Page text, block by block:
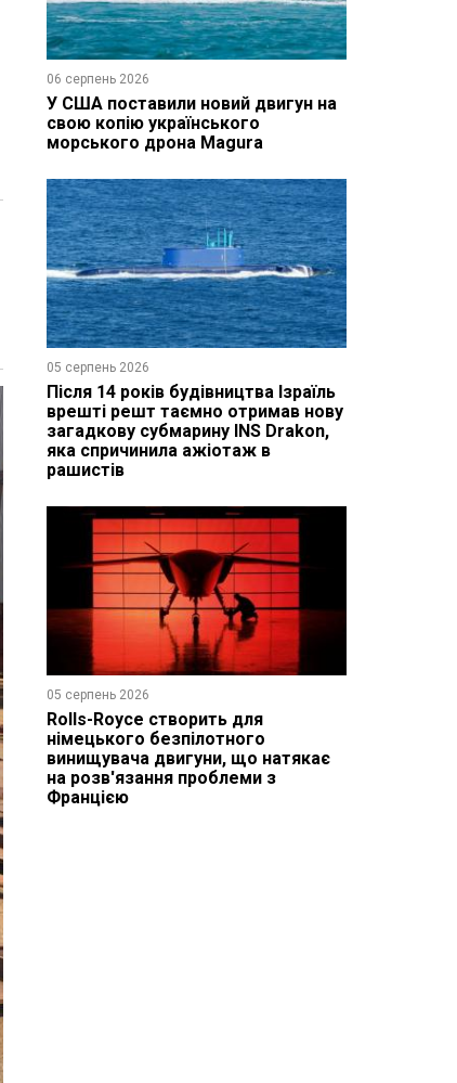
06 серпень 2026
У США поставили новий двигун на
свою копію українського
морського дрона Magura
05 серпень 2026
Після 14 років будівництва Ізраїль
врешті решт таємно отримав нову
загадкову субмарину INS Drakon,
яка спричинила ажіотаж в
рашистів
05 серпень 2026
Rolls-Royce створить для
німецького безпілотного
винищувача двигуни, що натякає
на розв'язання проблеми з
Францією